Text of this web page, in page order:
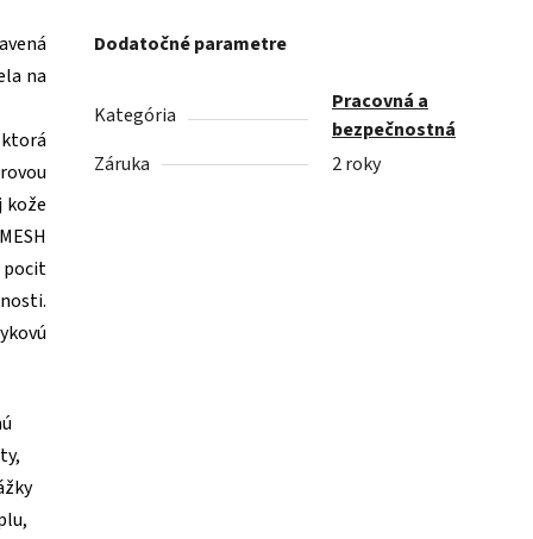
na
kože
pocit
Dodatočné parametre
Kategória
Pracovná a
bezpečnostná
Záruka
2 roky